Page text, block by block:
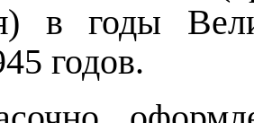
в годы
годов.